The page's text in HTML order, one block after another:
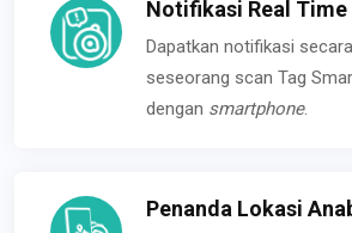
Notifikasi Real Time
Dapatkan notifikasi
seseorang scan Tag
dengan smartphone.
Penanda Lokasi